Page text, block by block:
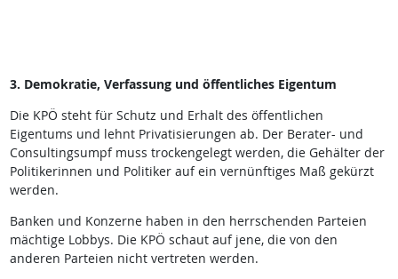
3. Demokratie, Verfassung und öffentliches Eigentum
Die KPÖ steht für Schutz und Erhalt des öffentlichen
Eigentums und lehnt Privatisierungen ab. Der Berater- und
Consultingsumpf muss trockengelegt werden, die Gehälter der
Politikerinnen und Politiker auf ein vernünftiges Maß gekürzt
werden.
Banken und Konzerne haben in den herrschenden Parteien
mächtige Lobbys. Die KPÖ schaut auf jene, die von den
anderen Parteien nicht vertreten werden.